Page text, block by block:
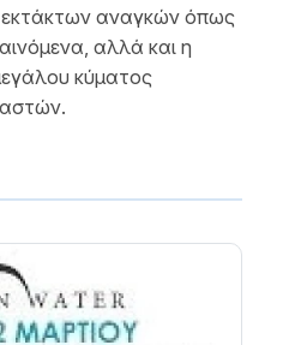
εκτάκτων αναγκών όπως
αλλά και η
κύματος